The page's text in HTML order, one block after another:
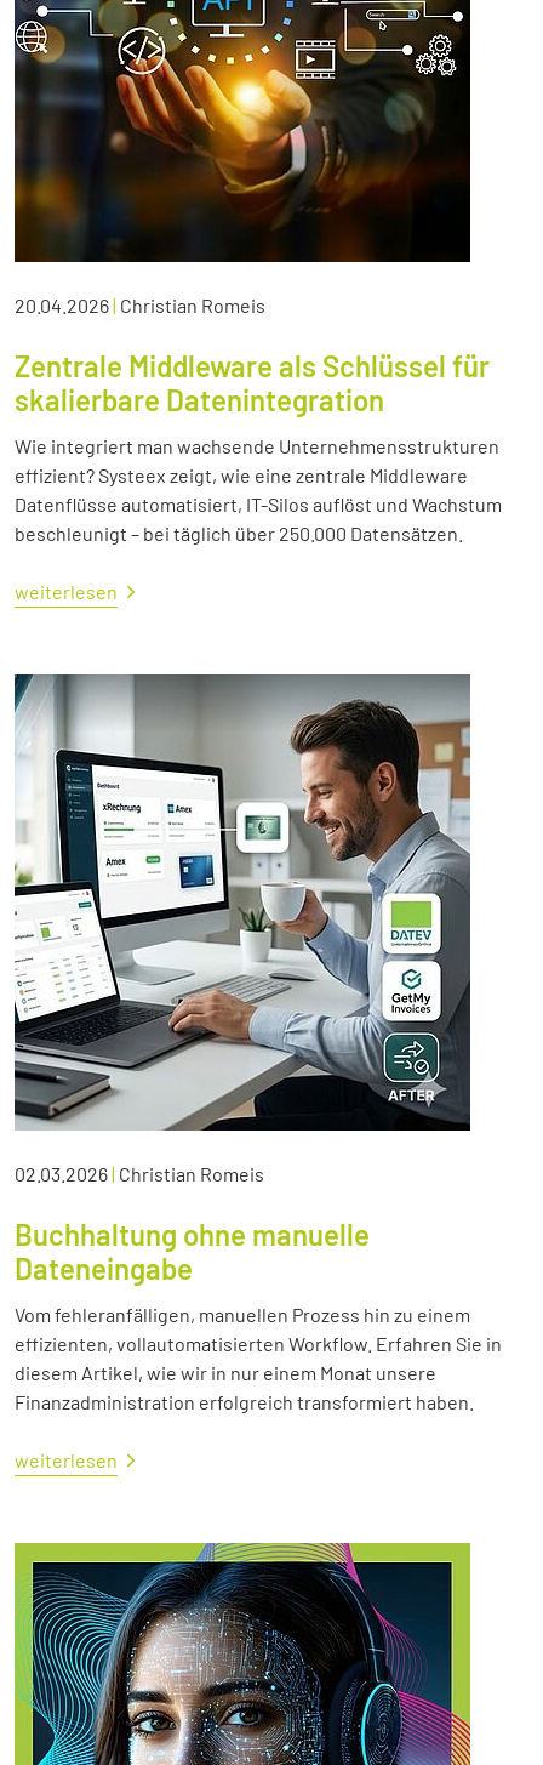
20.04.2026| Christian Romeis
Zentrale Middleware als Schlüssel für
skalierbare Datenintegration
Wie integriert man wachsende Unternehmensstrukturen
effizient? Systeex zeigt, wie eine zentrale Middleware
Datenflüsse automatisiert, IT-Silos auflöst und Wachstum
beschleunigt – bei täglich über 250.000 Datensätzen.
weiterlesen
02.03.2026| Christian Romeis
Buchhaltung ohne manuelle
Dateneingabe
Vom fehleranfälligen, manuellen Prozess hin zu einem
effizienten, vollautomatisierten Workflow. Erfahren Sie in
diesem Artikel, wie wir in nur einem Monat unsere
Finanzadministration erfolgreich transformiert haben.
weiterlesen